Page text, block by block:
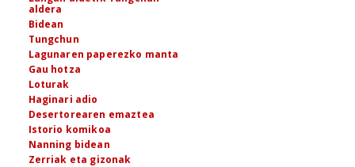
aldera
Bidean
Tungchun
Lagunaren paperezko manta
Gau hotza
Loturak
Haginari adio
Desertorearen emaztea
Istorio komikoa
Nanning bidean
Zerriak eta gizonak